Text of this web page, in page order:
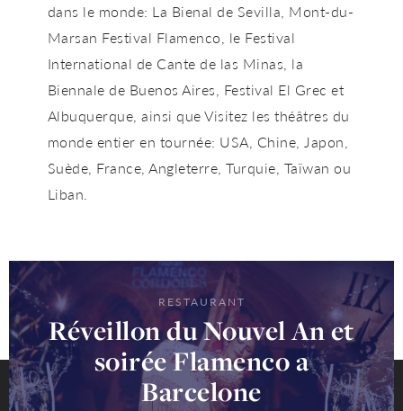
dans le monde: La Bienal de Sevilla, Mont-du-
Marsan Festival Flamenco, le Festival
International de Cante de las Minas, la
Biennale de Buenos Aires, Festival El Grec et
Albuquerque, ainsi que Visitez les théâtres du
monde entier en tournée: USA, Chine, Japon,
Suède, France, Angleterre, Turquie, Taïwan ou
Liban.
RESTAURANT
Réveillon du Nouvel An et
soirée Flamenco a
Barcelone